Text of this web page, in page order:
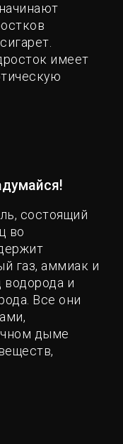
имеет
состоящий
во
газ, аммиак и
водорода и
Все они
дыме